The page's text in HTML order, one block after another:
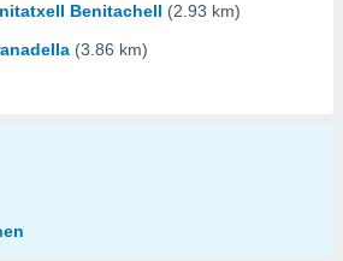
Benitachell (2.93 km)
(3.86 km)